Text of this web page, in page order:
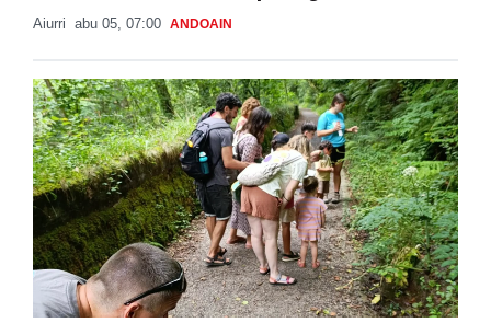
Aiurri abu 05, 07:00 ANDOAIN